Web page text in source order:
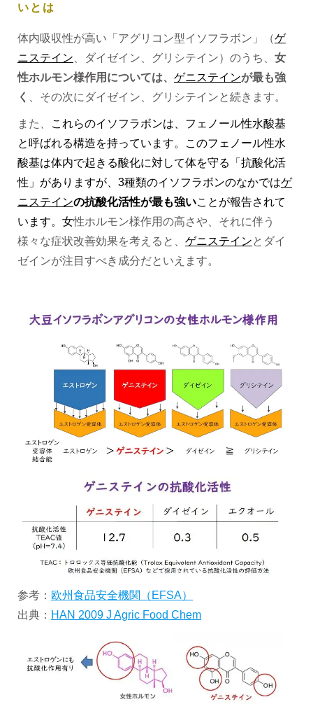
いとは
体内吸収性が高い「アグリコン型イソフラボン」（ゲ
ニステイン 、ダイゼイン、グリシテイン）のうち、 女
性ホルモン様作用については、 ゲニステインが最も強
く
、その次にダイゼイン、グリシテインと続きます。
また、
これらのイソフラボンは、フェノール性水酸基
と呼ばれる構造を持っています。このフェノール性水
酸基は体内で起きる酸化に対して体を守る「抗酸化活
性」がありますが、 3種類のイソフラボンのなかではゲ
ニステインの抗酸化活性が最も強いことが報告されて
います。女性ホルモン様作用の高さや、それに伴う
様々な症状改善効果を考えると、 ゲニステインとダイ
ゼインが注目すべき成分だといえます。
参考： 欧州食品安全機関（EFSA）
出典： HAN 2009 J Agric Food Chem